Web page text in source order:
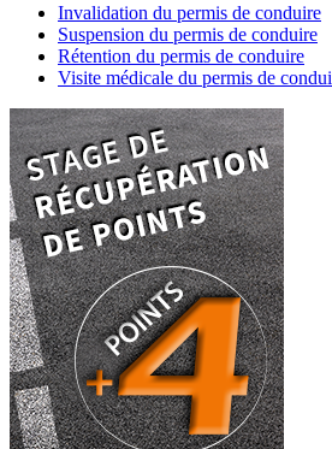
Invalidation du permis de conduire
Suspension du permis de conduire
Rétention du permis de conduire
Visite médicale du permis de